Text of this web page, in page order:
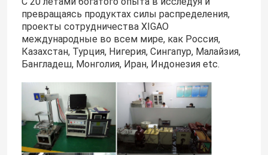
превращаясь продуктах силы распределения,
проекты сотрудничества XIGAO
международные во всем мире, как Россия,
Казахстан, Турция, Нигерия, Сингапур, Малайзия,
Бангладеш, Монголия, Иран, Индонезия etc.